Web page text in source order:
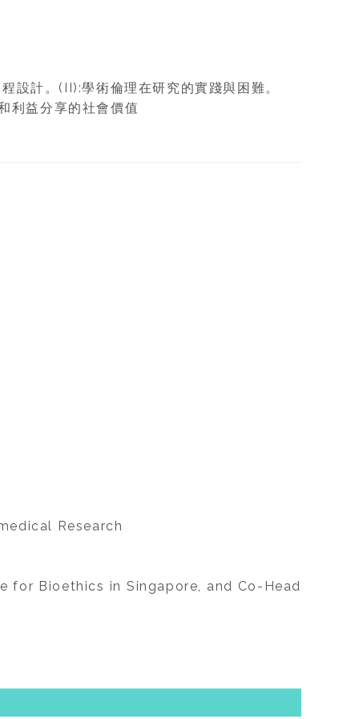
設計。(II):學術倫理在研究的實踐與困難。
利益分享的社會價值
Research
for Bioethics in Singapore, and Co-Head